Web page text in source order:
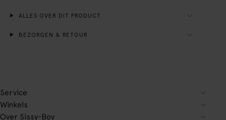
ALLES OVER DIT PRODUCT
BEZORGEN & RETOUR
Service
Winkels
Over Sissy-Boy